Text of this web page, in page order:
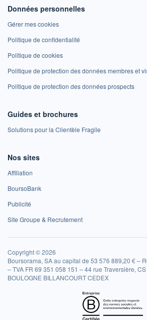
Données personnelles
Gérer mes cookies
Politique de confidentialité
Politique de cookies
Politique de protection des données membres et
Politique de protection des données prospects
Guides et brochures
Solutions pour la Clientèle Fragile
Nos sites
Affiliation
BoursoBank
Publicité
Site Groupe & Recrutement
Copyright © 2026
Boursorama, SA au capital de 53 576 889,20 € –
– TVA FR 69 351 058 151 – 44 rue Traversière,
BOULOGNE BILLANCOURT CEDEX